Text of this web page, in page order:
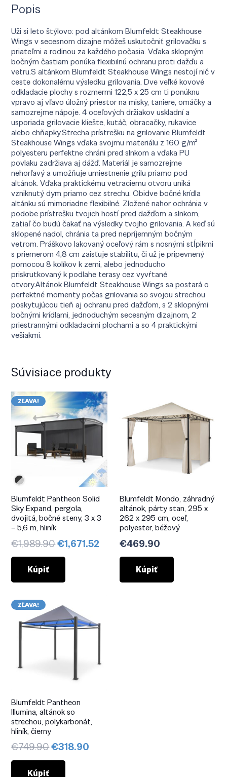
Popis
Uži si leto štýlovo: pod altánkom Blumfeldt Steakhouse
Wings v secesnom dizajne môžeš uskutočniť grilovačku s
priateľmi a rodinou za každého počasia. Vďaka sklopným
bočným častiam ponúka flexibilnú ochranu proti dažďu a
vetru.S altánkom Blumfeldt Steakhouse Wings nestojí nič v
ceste dokonalému výsledku grilovania. Dve veľké kovové
odkladacie plochy s rozmermi 122,5 x 25 cm ti ponúknu
vpravo aj vľavo úložný priestor na misky, taniere, omáčky a
samozrejme nápoje. 4 oceľových držiakov uskladní a
usporiada grilovacie kliešte, kutáč, obracačky, rukavice
alebo chňapky.Strecha prístrešku na grilovanie Blumfeldt
Steakhouse Wings vďaka svojmu materiálu z 160 g/m²
polyesteru perfektne chráni pred slnkom a vďaka PU
povlaku zadržiava aj dážď. Materiál je samozrejme
nehorľavý a umožňuje umiestnenie grilu priamo pod
altánok. Vďaka praktickému vetraciemu otvoru uniká
vzniknutý dym priamo cez strechu. Obidve bočné krídla
altánku sú mimoriadne flexibilné. Zložené nahor ochránia v
podobe prístrešku tvojich hostí pred dažďom a slnkom,
zatiaľ čo budú čakať na výsledky tvojho grilovania. A keď sú
sklopené nadol, chránia ťa pred nepríjemným bočným
vetrom. Práškovo lakovaný oceľový rám s nosnými stĺpikmi
s priemerom 4,8 cm zaisťuje stabilitu, či už je pripevnený
pomocou 8 kolíkov k zemi, alebo jednoducho
priskrutkovaný k podlahe terasy cez vyvŕtané
otvory.Altánok Blumfeldt Steakhouse Wings sa postará o
perfektné momenty počas grilovania so svojou strechou
poskytujúcou tieň aj ochranu pred dažďom, s 2 sklopnými
bočnými krídlami, jednoduchým secesným dizajnom, 2
priestrannými odkladacími plochami a so 4 praktickými
vešiakmi.
Súvisiace produkty
ZĽAVA!
Blumfeldt Pantheon Solid
Sky Expand, pergola,
dvojitá, bočné steny, 3 x 3
– 5,6 m, hliník
€1,989.90Pôvodná
cena
€1,989.90.
€1,671.52 Aktuálna
cena
€1,671.52.
Kúpiť
Blumfeldt Mondo, záhradný
altánok, párty stan, 295 x
262 x 295 cm, oceľ,
polyester, béžový
€469.90
Kúpiť
ZĽAVA!
Blumfeldt Pantheon
Illumina, altánok so
strechou, polykarbonát,
hliník, čierny
€749.90Pôvodná
cena
€318.90
Kúpiť